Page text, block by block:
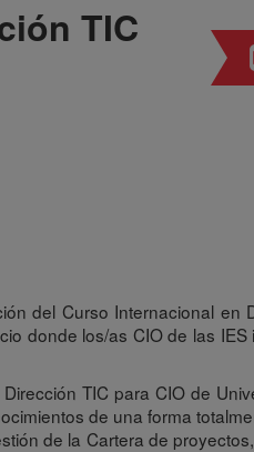
TIC
del Curso Internacional en
donde los/as CIO de las
TIC para CIO de
de una forma
de la Cartera de